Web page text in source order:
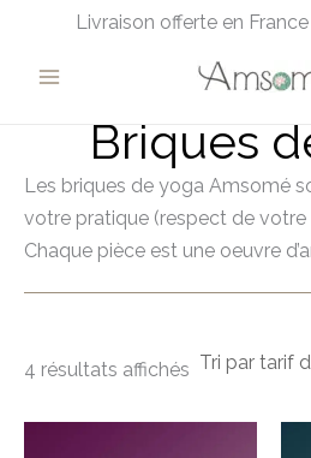
contenu
Livraison offerte en
Briques
Les briques de yoga Amsomé
votre pratique (respect de
Chaque pièce est une oeuvre
4 résultats affichés
par
décroissant